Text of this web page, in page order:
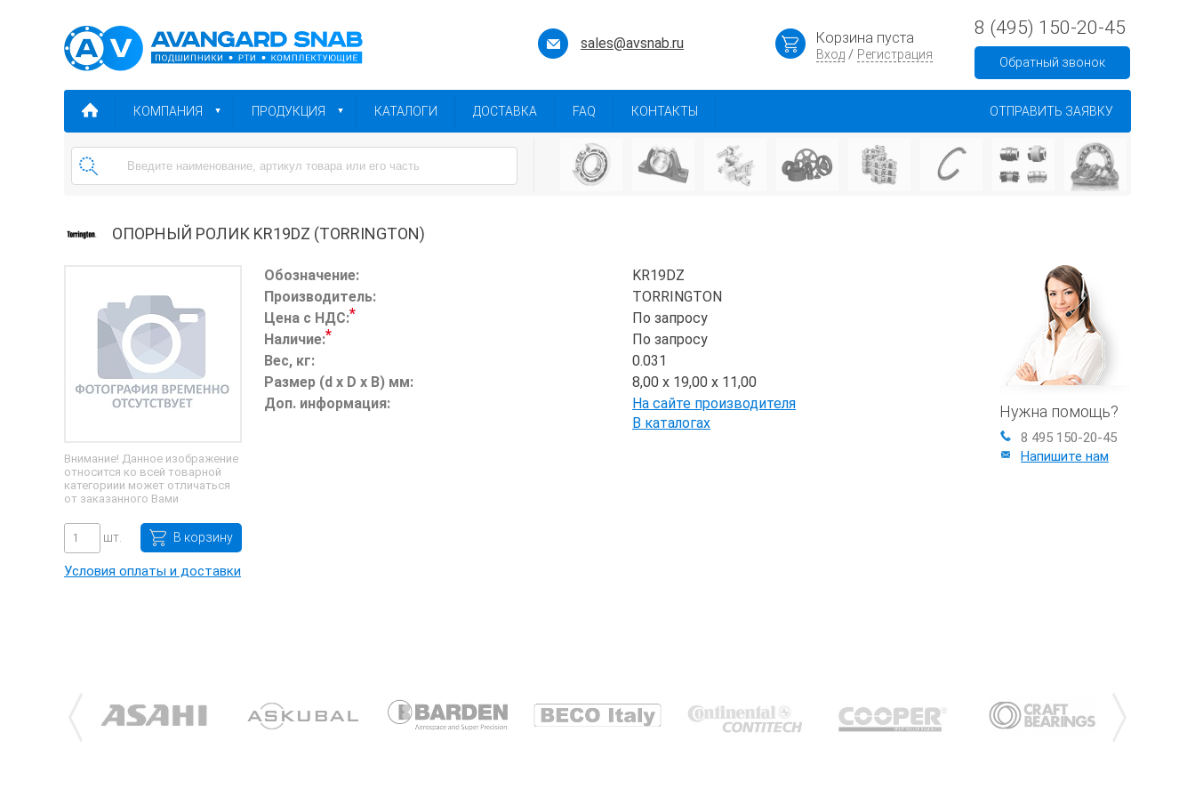
sales@avsnab.ru Корзина пуста
Вход / Регистрация
8 (495) 150-20-45
Обратный звонок
КОМПАНИЯ ПРОДУКЦИЯ КАТАЛОГИ ДОСТАВКА FAQ КОНТАКТЫ ОТПРАВИТЬ ЗАЯВКУ
ОПОРНЫЙ РОЛИК KR19DZ (TORRINGTON)
Нужна помощь?
8 495 150-20-45
Напишите нам
Внимание! Данное изображение
относится ко всей товарной
категориии может отличаться
от заказанного Вами
шт. В корзину
Условия оплаты и доставки
Обозначение:
KR19DZ
Производитель:
TORRINGTON
Цена с НДС:*
По запросу
Наличие:*
По запросу
Вес, кг:
0.031
Размер (d x D x B) мм:
8,00 x 19,00 x 11,00
Доп. информация:
На сайте производителя
В каталогах